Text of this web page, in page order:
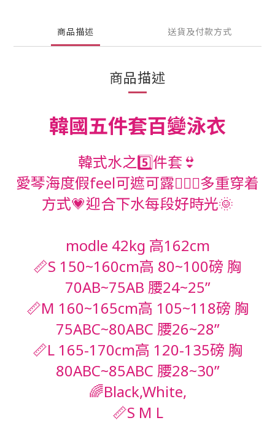
商品描述 送貨及付款方式
商品描述
韓國五件套百變泳衣
韓式水之5️⃣件套👙
愛琴海度假feel可遮可露👱🏻‍♀️多重穿着
方式💗迎合下水每段好時光🌞
modle 42kg 高162cm
📏S 150~160cm高 80~100磅 胸
70AB~75AB 腰24~25”
📏M 160~165cm高 105~118磅 胸
75ABC~80ABC 腰26~28”
📏L 165-170cm高 120-135磅 胸
80ABC~85ABC 腰28~30”
🌈Black,White,
📏S M L